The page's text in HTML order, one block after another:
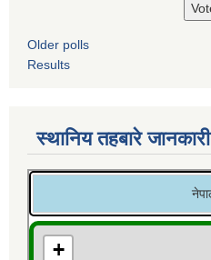
Older polls
Results
स्थानिय तहबारे जानकारी